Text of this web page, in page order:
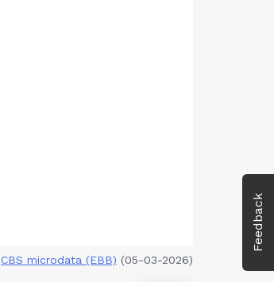
Feedback
CBS microdata (EBB) (05-03-2026)